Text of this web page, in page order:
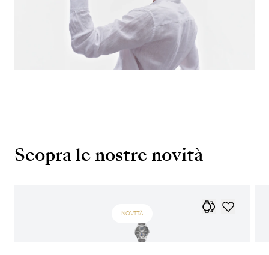
Scopra le nostre novità
NOVITÀ